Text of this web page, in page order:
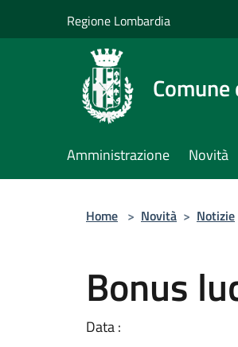
Regione Lombardia
Amministrazione Novità
Home > Novità > Notizie
Bonus
Data :